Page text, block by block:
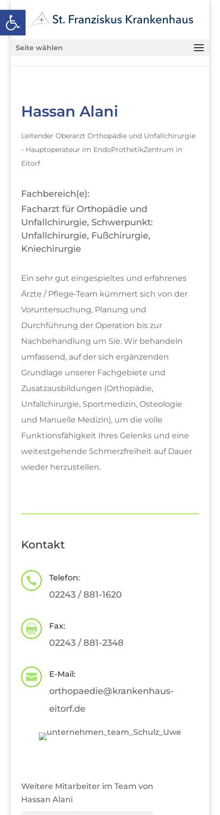
Open toolbar
Seite wählen
Hassan Alani
Leitender Oberarzt Orthopädie und Unfallchirurgie
- Hauptoperateur im EndoProthetikZentrum in
Eitorf
Fachbereich(e):
Facharzt für Orthopädie und
Unfallchirurgie, Schwerpunkt:
Unfallchirurgie, Fußchirurgie,
Kniechirurgie
Ein sehr gut eingespieltes und erfahrenes
Ärzte / Pflege-Team kümmert sich von der
Voruntersuchung, Planung und
Durchführung der Operation bis zur
Nachbehandlung um Sie. Wir behandeln
umfassend, auf der sich ergänzenden
Grundlage unserer Fachgebiete und
Zusatzausbildungen (Orthopädie,
Unfallchirurgie, Sportmedizin, Osteologie
und Manuelle Medizin), um die volle
Funktionsfähigkeit Ihres Gelenks und eine
weitestgehende Schmerzfreiheit auf Dauer
wieder herzustellen.
Kontakt
 Telefon:
02243 / 881-1620
 Fax:
02243 / 881-2348
 E-Mail:
orthopaedie@krankenhaus-
eitorf.de
Weitere Mitarbeiter im Team von
Hassan Alani